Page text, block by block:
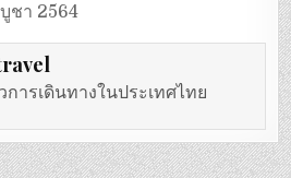
ชา 2564
การเดินทางในประเทศไทย